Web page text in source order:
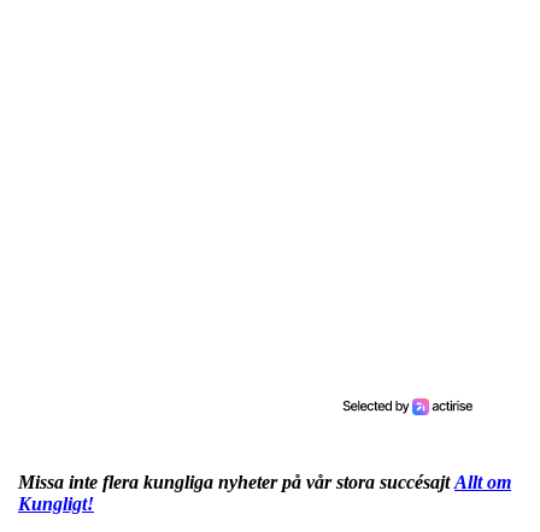
Missa inte flera kungliga nyheter på vår stora succésajtAllt om
Kungligt!